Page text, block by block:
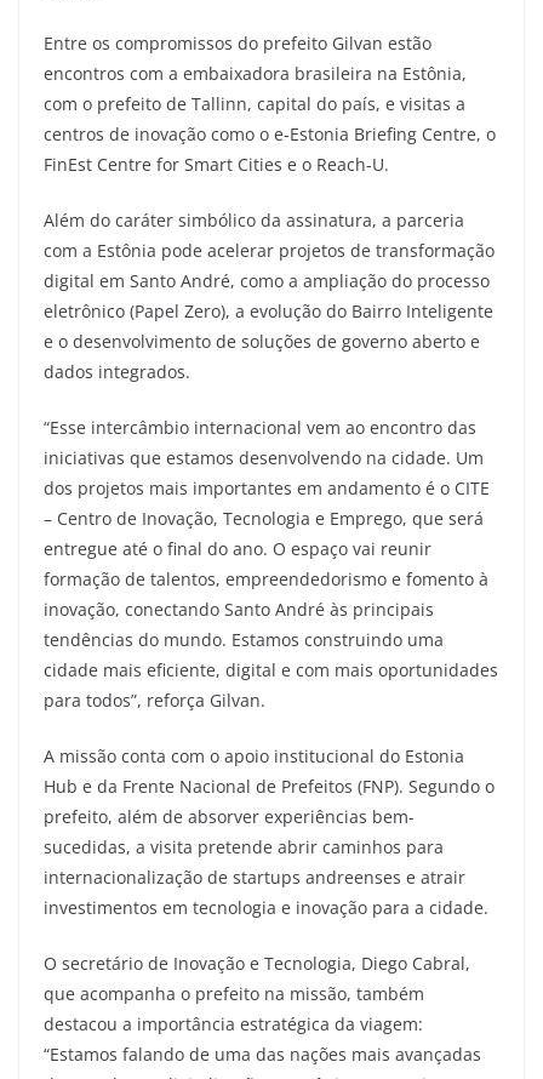
Entre os compromissos do prefeito Gilvan estão
encontros com a embaixadora brasileira na Estônia,
com o prefeito de Tallinn, capital do país, e visitas a
centros de inovação como o e-Estonia Briefing Centre, o
FinEst Centre for Smart Cities e o Reach-U.
Além do caráter simbólico da assinatura, a parceria
com a Estônia pode acelerar projetos de transformação
digital em Santo André, como a ampliação do processo
eletrônico (Papel Zero), a evolução do Bairro Inteligente
e o desenvolvimento de soluções de governo aberto e
dados integrados.
“Esse intercâmbio internacional vem ao encontro das
iniciativas que estamos desenvolvendo na cidade. Um
dos projetos mais importantes em andamento é o CITE
– Centro de Inovação, Tecnologia e Emprego, que será
entregue até o final do ano. O espaço vai reunir
formação de talentos, empreendedorismo e fomento à
inovação, conectando Santo André às principais
tendências do mundo. Estamos construindo uma
cidade mais eficiente, digital e com mais oportunidades
para todos”, reforça Gilvan.
A missão conta com o apoio institucional do Estonia
Hub e da Frente Nacional de Prefeitos (FNP). Segundo o
prefeito, além de absorver experiências bem-
sucedidas, a visita pretende abrir caminhos para
internacionalização de startups andreenses e atrair
investimentos em tecnologia e inovação para a cidade.
O secretário de Inovação e Tecnologia, Diego Cabral,
que acompanha o prefeito na missão, também
destacou a importância estratégica da viagem:
“Estamos falando de uma das nações mais avançadas